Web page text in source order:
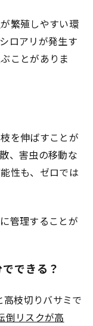
繁殖しやすい環
ロアリが発生す
ことがありま
を伸ばすことが
、害虫の移動な
性も、ゼロでは
管理することが
できる？
枝切りバサミで
倒リスクが高